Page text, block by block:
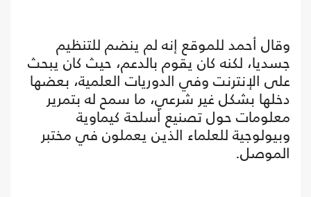
وقال أحمد للموقع إنه لم ينضم للتنظيم
جسديا، لكنه كان يقوم بالدعم، حيث كان يبحث
على الإنترنت وفي الدوريات العلمية، بعضها
دخلها بشكل غير شرعي، ما سمح له بتمرير
معلومات حول تصنيع أسلحة كيماوية
وبيولوجية للعلماء الذين يعملون في مختبر
الموصل.